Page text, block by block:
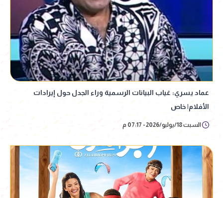
عماد يسري: غياب البيانات الرسمية وراء الجدل حول إيرادات
الأفلام| خاص
السبت 18/يوليو/2026 - 07:17 م